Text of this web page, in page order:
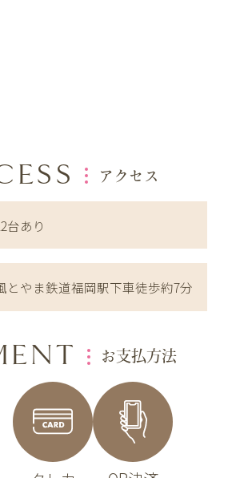
アクセス
台あり
とやま鉄道福岡駅下車徒歩約7分
お支払方法